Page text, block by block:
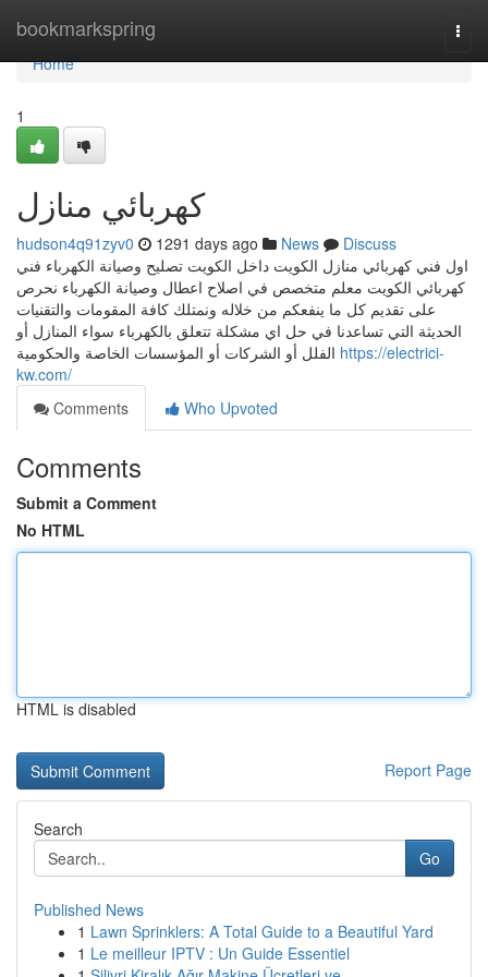
bookmarkspring
Home
Home
1
كهربائي منازل
hudson4q91zyv0 1291 days ago News
Discuss
اول فني كهربائي منازل الكويت داخل الكويت تصليح وصيانة الكهرباء فني
كهربائي الكويت معلم متخصص في اصلاح اعطال وصيانة الكهرباء نحرص
على تقديم كل ما ينفعكم من خلاله ونمتلك كافة المقومات والتقنيات
الحديثة التي تساعدنا في حل اي مشكلة تتعلق بالكهرباء سواء المنازل أو
https://electrici-
kw.com/
Comments
Who Upvoted
Comments
Submit a Comment
No HTML
HTML is disabled
Report Page
Search
Go
Published News
1 Lawn Sprinklers: A Total Guide to a Beautiful Yard
1 Le meilleur IPTV : Un Guide Essentiel